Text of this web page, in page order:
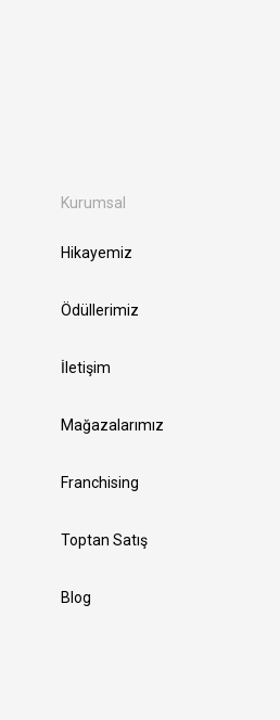
Kurumsal
Hikayemiz
Ödüllerimiz
İletişim
Mağazalarımız
Franchising
Toptan Satış
Blog